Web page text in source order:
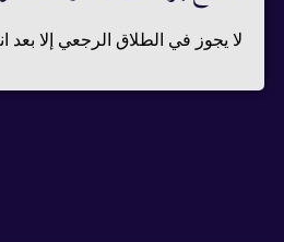
لا يجوز في الطلاق الرجعي إلا بعد